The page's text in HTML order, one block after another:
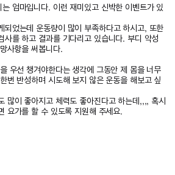
엄마입니다. 이런 재미있고 신박한 이벤트가 있
되었는데 운동량이 많이 부족하다고 하시고, 또한
사를 하고 결과를 기다리고 있습니다. 부디 악성
사항을 써봅니다.
우선 챙겨야한다는 생각에 그동안 제 몸을 너무
번 반성하며 시도해 보지 않은 운동을 해보고 싶
많이 좋아지고 체력도 좋아진다고 하는데,,,, 혹시
요가를 할 수 있도록 지원해 주세요.